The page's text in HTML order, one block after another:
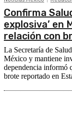
Confirma
explosiva’ en
relación con
La Secretaría de
México y mantiene
dependencia informó
brote reportado en